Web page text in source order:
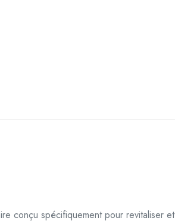
conçu spécifiquement pour revitaliser et